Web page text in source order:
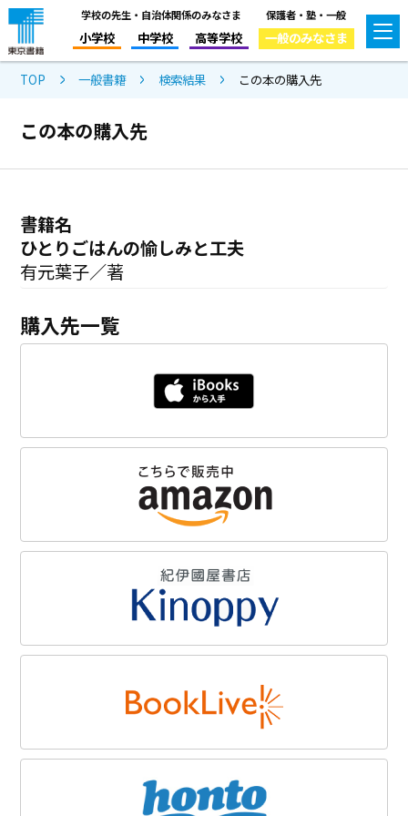
学校の先生・自治体関係のみなさま
小学校 中学校 高等学校
保護者・塾・一般
一般のみなさま
TOP 一般書籍 検索結果 この本の購入先
この本の購入先
書籍名
ひとりごはんの愉しみと工夫
有元葉子／著
購入先一覧